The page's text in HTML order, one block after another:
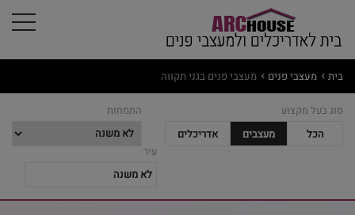
בית מעצבי פנים מעצבי פנים בגני תקווה
סוג בעל מקצוע
הכל
מעצבים אדריכלים
התמחות
עיר